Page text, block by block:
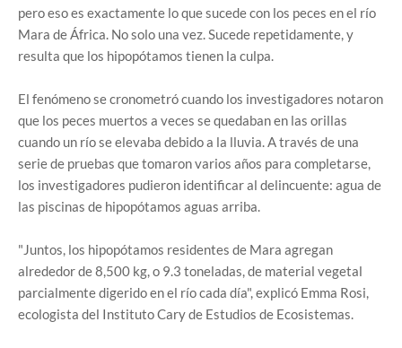
pero eso es exactamente lo que sucede con los peces en el río
Mara de África. No solo una vez. Sucede repetidamente, y
resulta que los hipopótamos tienen la culpa.
El fenómeno se cronometró cuando los investigadores notaron
que los peces muertos a veces se quedaban en las orillas
cuando un río se elevaba debido a la lluvia. A través de una
serie de pruebas que tomaron varios años para completarse,
los investigadores pudieron identificar al delincuente: agua de
las piscinas de hipopótamos aguas arriba.
"Juntos, los hipopótamos residentes de Mara agregan
alrededor de 8,500 kg, o 9.3 toneladas, de material vegetal
parcialmente digerido en el río cada día", explicó Emma Rosi,
ecologista del Instituto Cary de Estudios de Ecosistemas.